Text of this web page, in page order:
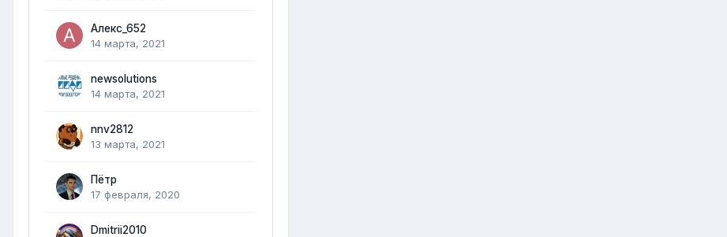
Алекс_652
14 марта, 2021
newsolutions
14 марта, 2021
nnv2812
13 марта, 2021
Пётр
17 февраля, 2020
Dmitrii2010